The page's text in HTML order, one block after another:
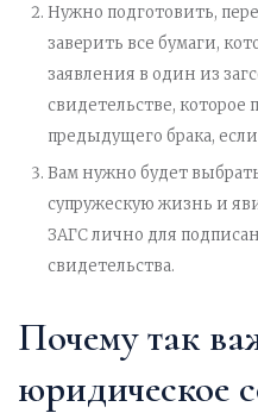
Нужно подготовить,
заверить все бумаги,
заявления в один из
свидетельстве, которое
предыдущего брака,
Вам нужно будет
супружескую жизнь и
ЗАГС лично для
свидетельства.
Почему так
юридическое